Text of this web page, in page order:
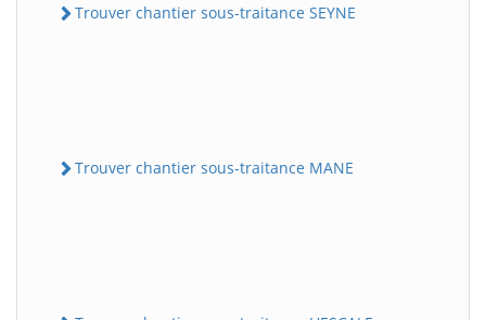
Trouver chantier sous-traitance SEYNE
Trouver chantier sous-traitance MANE